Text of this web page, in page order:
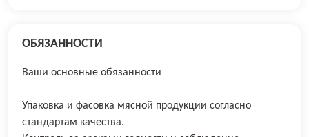
ОБЯЗАННОСТИ
Ваши основные обязанности
Упаковка и фасовка мясной продукции согласно
стандартам качества.